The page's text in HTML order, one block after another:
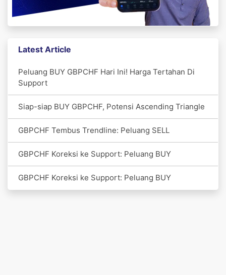
Latest Article
Peluang BUY GBPCHF Hari Ini! Harga Tertahan Di
Support
Siap-siap BUY GBPCHF, Potensi Ascending Triangle
GBPCHF Tembus Trendline: Peluang SELL
GBPCHF Koreksi ke Support: Peluang BUY
GBPCHF Koreksi ke Support: Peluang BUY